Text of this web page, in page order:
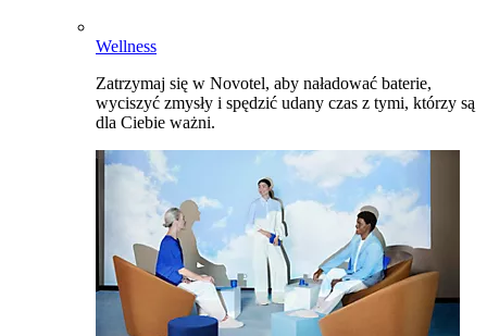
Wellness
Zatrzymaj się w Novotel, aby naładować baterie,
wyciszyć zmysły i spędzić udany czas z tymi, którzy są
dla Ciebie ważni.